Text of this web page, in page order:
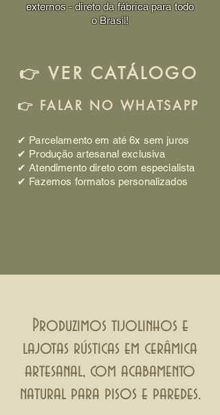
externos - direto da fábrica para todo
o Brasil!
👉 VER CATÁLOGO
👉 FALAR NO WHATSAPP
✔ Parcelamento em até 6x sem juros
✔ Produção artesanal exclusiva
✔ Atendimento direto com especialista
✔ Fazemos formatos personalizados
Produzimos tijolinhos e
lajotas rústicas em cerâmica
artesanal, com acabamento
natural para pisos e paredes.